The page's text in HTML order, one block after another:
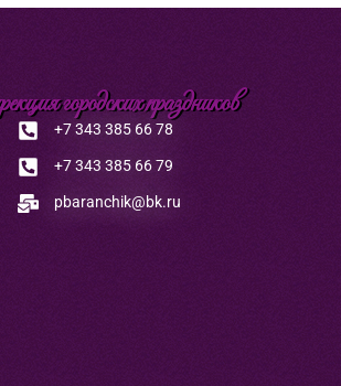
городских праздников
+7 343 385 66 78
+7 343 385 66 79
pbaranchik@bk.ru